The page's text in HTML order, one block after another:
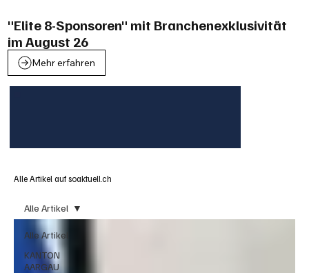
"Elite 8-Sponsoren" mit Branchenexklusivität
im August 26
Mehr erfahren
Alle Artikel auf soaktuell.ch
Alle Artikel
KANTON
AARGAU
Alle Artikel